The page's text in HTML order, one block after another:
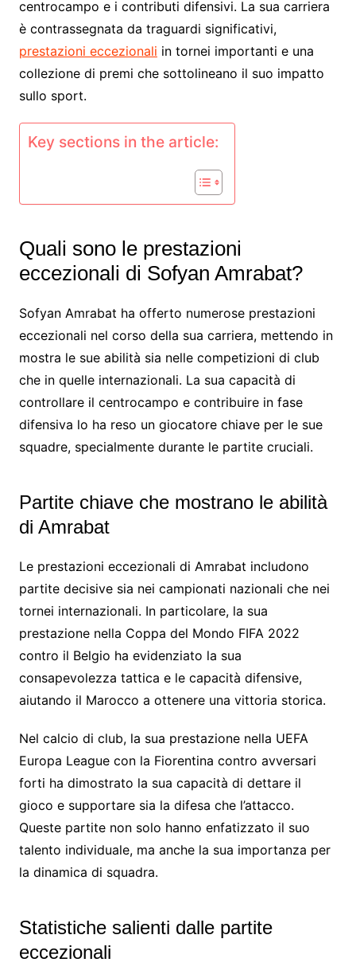
centrocampo e i contributi difensivi. La sua carriera
è contrassegnata da traguardi significativi,
prestazioni eccezionali in tornei importanti e una
collezione di premi che sottolineano il suo impatto
sullo sport.
Key sections in the article:
Quali sono le prestazioni
eccezionali di Sofyan Amrabat?
Sofyan Amrabat ha offerto numerose prestazioni
eccezionali nel corso della sua carriera, mettendo in
mostra le sue abilità sia nelle competizioni di club
che in quelle internazionali. La sua capacità di
controllare il centrocampo e contribuire in fase
difensiva lo ha reso un giocatore chiave per le sue
squadre, specialmente durante le partite cruciali.
Partite chiave che mostrano le abilità
di Amrabat
Le prestazioni eccezionali di Amrabat includono
partite decisive sia nei campionati nazionali che nei
tornei internazionali. In particolare, la sua
prestazione nella Coppa del Mondo FIFA 2022
contro il Belgio ha evidenziato la sua
consapevolezza tattica e le capacità difensive,
aiutando il Marocco a ottenere una vittoria storica.
Nel calcio di club, la sua prestazione nella UEFA
Europa League con la Fiorentina contro avversari
forti ha dimostrato la sua capacità di dettare il
gioco e supportare sia la difesa che l’attacco.
Queste partite non solo hanno enfatizzato il suo
talento individuale, ma anche la sua importanza per
la dinamica di squadra.
Statistiche salienti dalle partite
eccezionali